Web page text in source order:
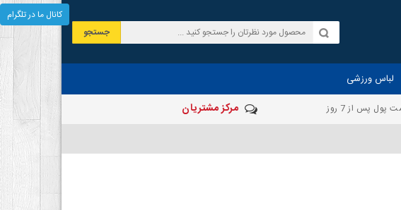
جستجو
لباس ورزشی
پس از 7 روز مرکز مشتریان
کانال ما در تلگرام